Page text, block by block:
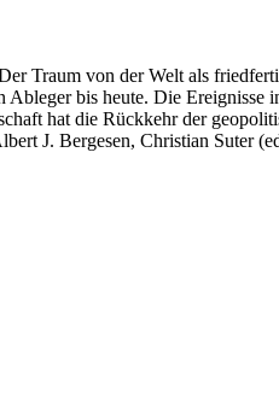
Traum von der Welt als
bis heute. Die
hat die Rückkehr der
J. Bergesen, Christian Suter